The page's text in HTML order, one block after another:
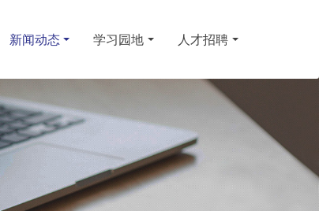
新闻动态 学习园地 人才招聘